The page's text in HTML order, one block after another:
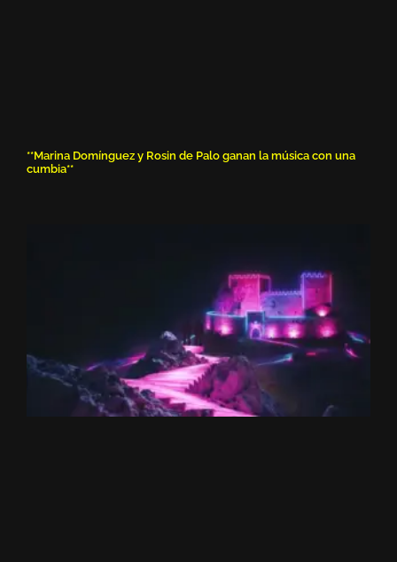
**Marina Domínguez y Rosin de Palo ganan la música con una
cumbia**